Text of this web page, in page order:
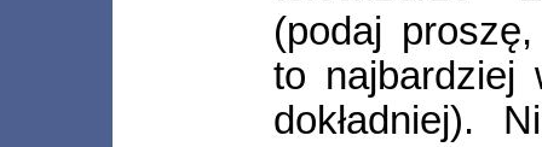
(podaj
to najbardziej
dokładniej).